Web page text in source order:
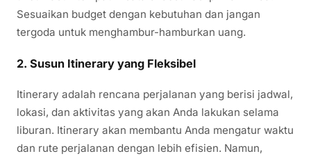
Sesuaikan budget dengan kebutuhan dan jangan
tergoda untuk menghambur-hamburkan uang.
2. Susun Itinerary yang Fleksibel
Itinerary adalah rencana perjalanan yang berisi jadwal,
lokasi, dan aktivitas yang akan Anda lakukan selama
liburan. Itinerary akan membantu Anda mengatur waktu
dan rute perjalanan dengan lebih efisien. Namun,